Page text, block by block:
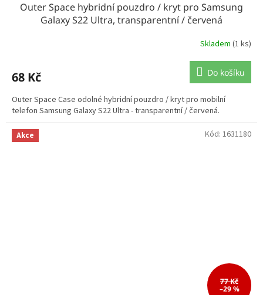
Outer Space hybridní pouzdro / kryt pro Samsung
Galaxy S22 Ultra, transparentní / červená
Skladem (1 ks)
68 Kč Do košíku
Outer Space Case odolné hybridní pouzdro / kryt pro mobilní
telefon Samsung Galaxy S22 Ultra - transparentní / červená.
Akce
77 Kč
–29 %
Kód: 1631180